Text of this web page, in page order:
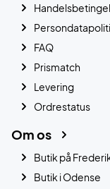
FAQ
Prismatch
Levering
Ordrestatus
Om os
Butik på
Butik i Odense